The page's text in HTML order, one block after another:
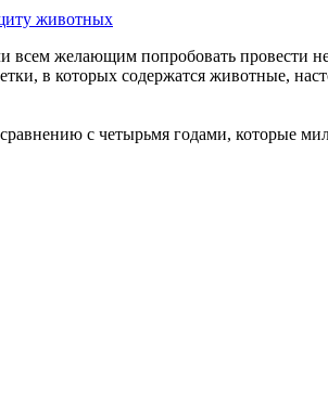
желающим попробовать провести
в которых содержатся животные,
с четырьмя годами, которые